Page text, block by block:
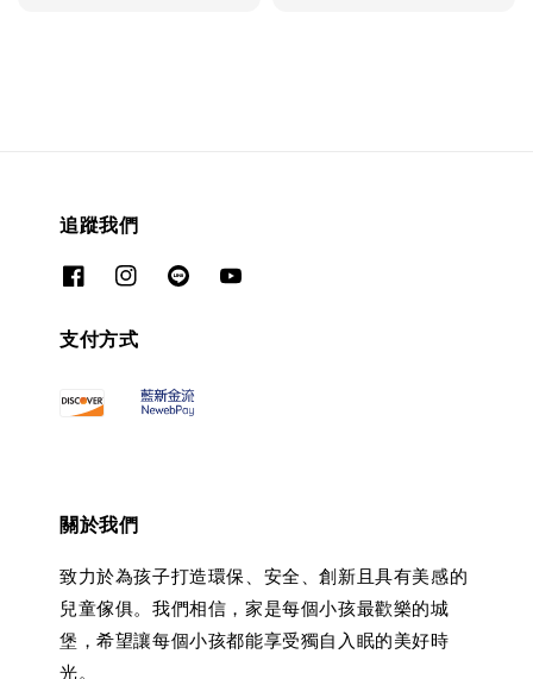
追蹤我們
支付方式
關於我們
致力於為孩子打造環保、安全、創新且具有美感的
兒童傢俱。我們相信，家是每個小孩最歡樂的城
堡，希望讓每個小孩都能享受獨自入眠的美好時
光。